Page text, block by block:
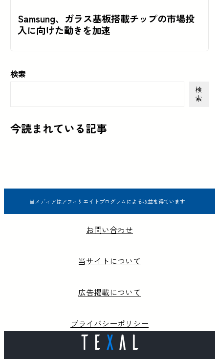
Samsung、ガラス基板搭載チップの市場投
入に向けた動きを加速
検索
検
索
今読まれている記事
当メディアはアフィリエイトプログラムによる収益を得ています
お問い合わせ
当サイトについて
広告掲載について
プライバシーポリシー